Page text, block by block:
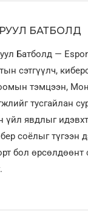
БАТБОЛД
Батболд —
сэтгүүлч,
тэмцээн,
тусгайлан
үйл явдлыг
соёлыг түгээн
бол